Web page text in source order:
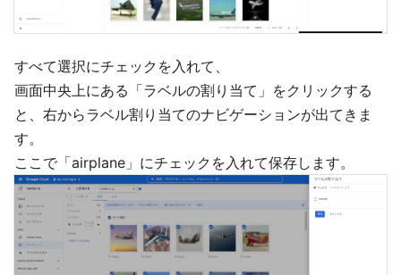
すべて選択にチェックを入れて、
画面中央上にある「ラベルの割り当て」をクリックする
と、右からラベル割り当てのナビゲーションが出てきま
す。
ここで「airplane」にチェックを入れて保存します。